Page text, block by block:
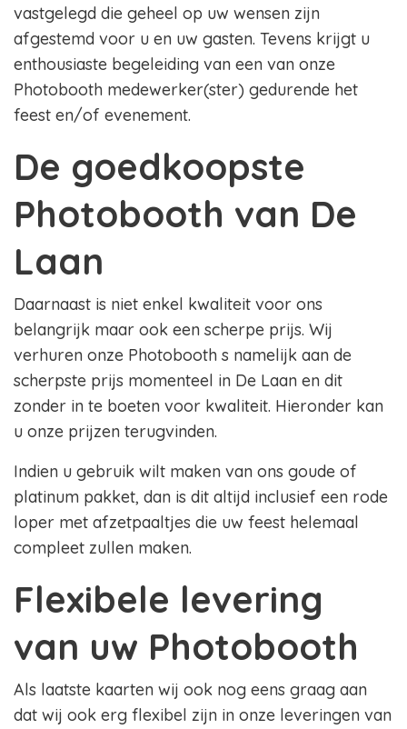
vastgelegd die geheel op uw wensen zijn
afgestemd voor u en uw gasten. Tevens krijgt u
enthousiaste begeleiding van een van onze
Photobooth medewerker(ster) gedurende het
feest en/of evenement.
De goedkoopste
Photobooth van De
Laan
Daarnaast is niet enkel kwaliteit voor ons
belangrijk maar ook een scherpe prijs. Wij
verhuren onze Photobooth s namelijk aan de
scherpste prijs momenteel in De Laan en dit
zonder in te boeten voor kwaliteit. Hieronder kan
u onze prijzen terugvinden.
Indien u gebruik wilt maken van ons goude of
platinum pakket, dan is dit altijd inclusief een rode
loper met afzetpaaltjes die uw feest helemaal
compleet zullen maken.
Flexibele levering
van uw Photobooth
Als laatste kaarten wij ook nog eens graag aan
dat wij ook erg flexibel zijn in onze leveringen van